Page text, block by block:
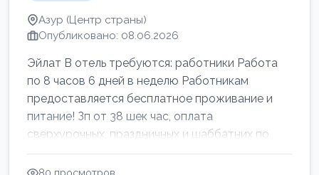
Азур (Центр страны)
Опубликовано: 08.06.2026
Эйлат В отель требуются: работники Работа
по 8 часов 6 дней в неделю Работникам
предоставляется бесплатное проживание и
питание! Зп от 38 шек час, оплата
сверхурочных, праздничных и шаббатних по
закон...
80 просмотров